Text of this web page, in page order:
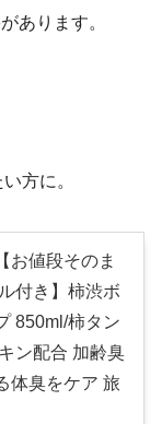
あります。
方に。
お値段そのま
付き】柿渋ボ
850ml/柿タン
ン配合 加齢臭
体臭をケア 旅